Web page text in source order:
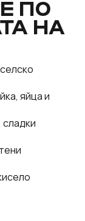
ПО
НА
яйца и